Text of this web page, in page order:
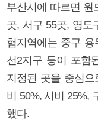
부산시에 따르면 원
곳, 서구 55곳, 영도
험지역에는 중구
선2지구 등이 포함
지정된 곳을 중심
비 50%, 시비 25%,
했다.